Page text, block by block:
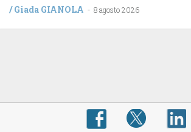
/Giada GIANOLA - 8 agosto 2026